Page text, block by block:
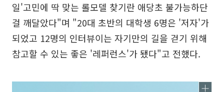
일'고민에 딱 맞는 롤모델 찾기란 애당초 불가능하단
걸 깨달았다"며 "20대 초반의 대학생 6명은 '저자'가
되었고 12명의 인터뷰이는 자기만의 길을 걷기 위해
참고할 수 있는 좋은 '레퍼런스'가 됐다"고 전했다.